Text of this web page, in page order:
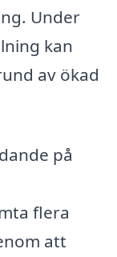
Under
kan
av ökad
på
flera
att